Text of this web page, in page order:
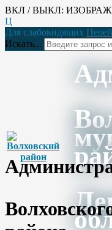
ВКЛ / ВЫКЛ:
Ц
Для слабовидящих
Искать...